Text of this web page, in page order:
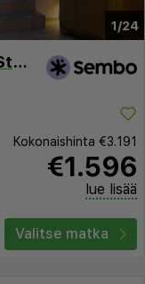
1/24
Relax Golden Star (ex Golden Star)
Kokonaishinta €3.191
€1.596
lue lisää
Valitse matka